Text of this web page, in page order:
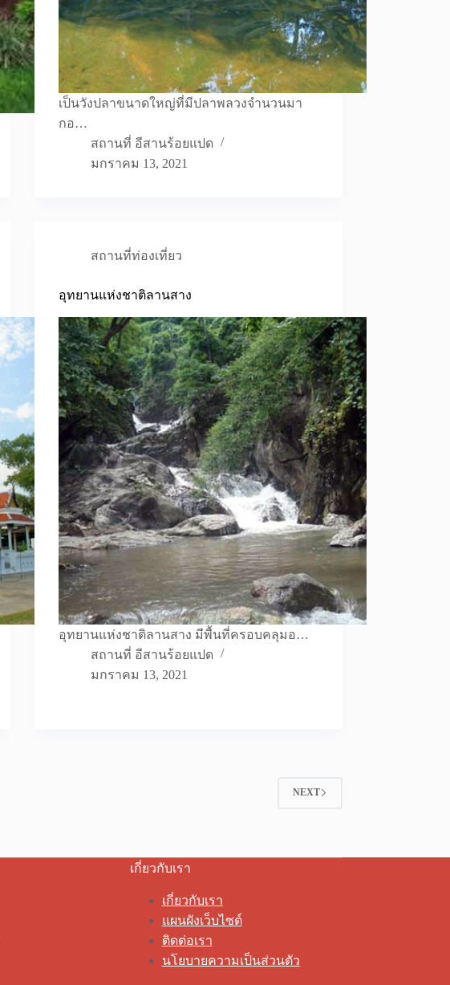
เป็นวังปลาขนาดใหญ่ที่มีปลาพลวงจำนวนมา
กอ…
สถานที่ อีสานร้อยแปด
มกราคม 13, 2021
สถานที่ท่องเที่ยว
อุทยานแห่งชาติลานสาง
อุทยานแห่งชาติลานสาง มีพื้นที่ครอบคลุมอ…
สถานที่ อีสานร้อยแปด
มกราคม 13, 2021
NEXT
เกี่ยวกับเรา
เกี่ยวกับเรา
แผนผังเว็บไซต์
ติดต่อเรา
นโยบายความเป็นส่วนตัว